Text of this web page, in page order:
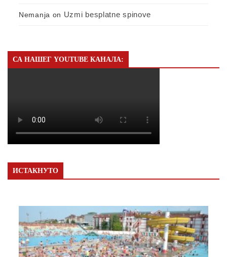
Nemanja on Uzmi besplatne spinove
СА НАШЕГ YOUTUBE КАНАЛА:
ИСТАКНУТО